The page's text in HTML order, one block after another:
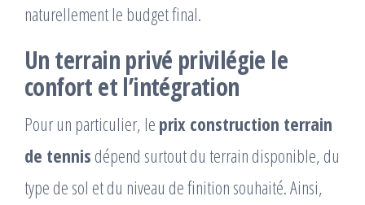
naturellement le budget final.
Un terrain privé privilégie le
confort et l’intégration
Pour un particulier, le prix construction terrain
de tennis dépend surtout du terrain disponible, du
type de sol et du niveau de finition souhaité. Ainsi,